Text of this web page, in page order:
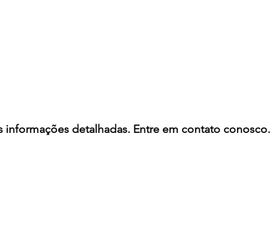
informações detalhadas. Entre em contato conosco.